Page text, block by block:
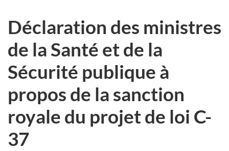
Déclaration des ministres
de la Santé et de la
Sécurité publique à
propos de la sanction
royale du projet de loi C-
37